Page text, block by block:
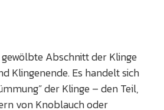
Abschnitt der Klinge
Klingenende. Es handelt sich
der Klinge – den Teil,
von Knoblauch oder